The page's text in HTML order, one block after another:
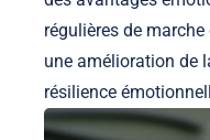
régulières de
une amélioration de
résilience